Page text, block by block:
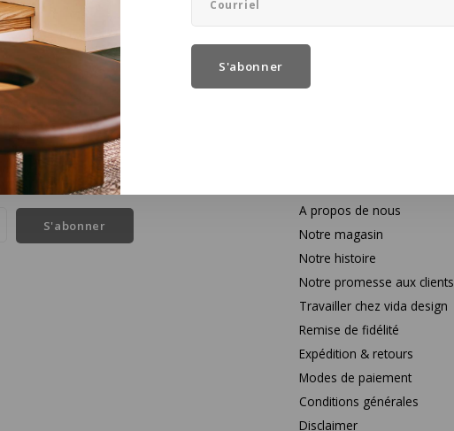
S'abonner
nouvelles et des offres sur les produits
S'abonner
A propos de nous
Notre magasin
Notre histoire
Notre promesse aux clients
Travailler chez vida design
Remise de fidélité
Expédition & retours
Modes de paiement
Conditions générales
Disclaimer